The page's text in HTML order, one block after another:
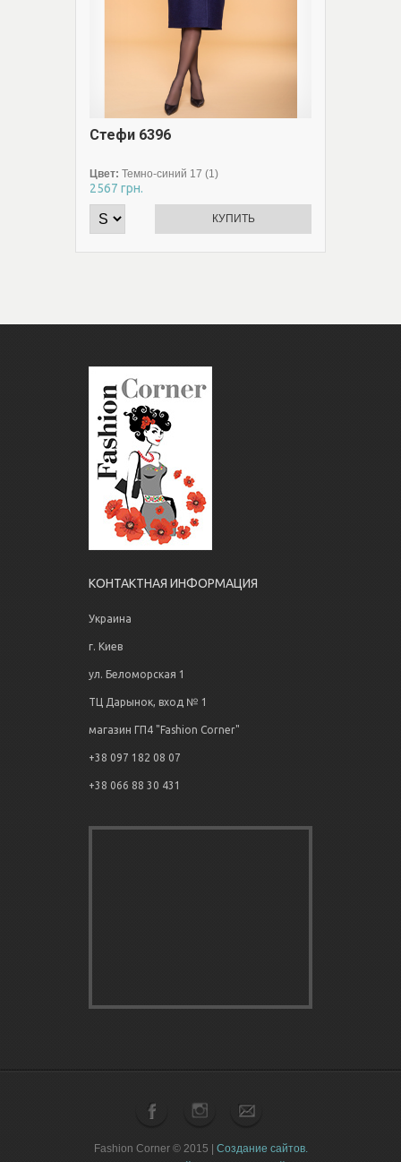
Стефи 6396
Цвет: Темно-синий 17 (1)
2567 грн.
КУПИТЬ
КОНТАКТНАЯ ИНФОРМАЦИЯ
Украина
г. Киев
ул. Беломорская 1
ТЦ Дарынок, вход № 1
магазин ГП4 "Fashion Corner"
+38 097 182 08 07
+38 066 88 30 431
Fashion Corner © 2015 | Создание сайтов.